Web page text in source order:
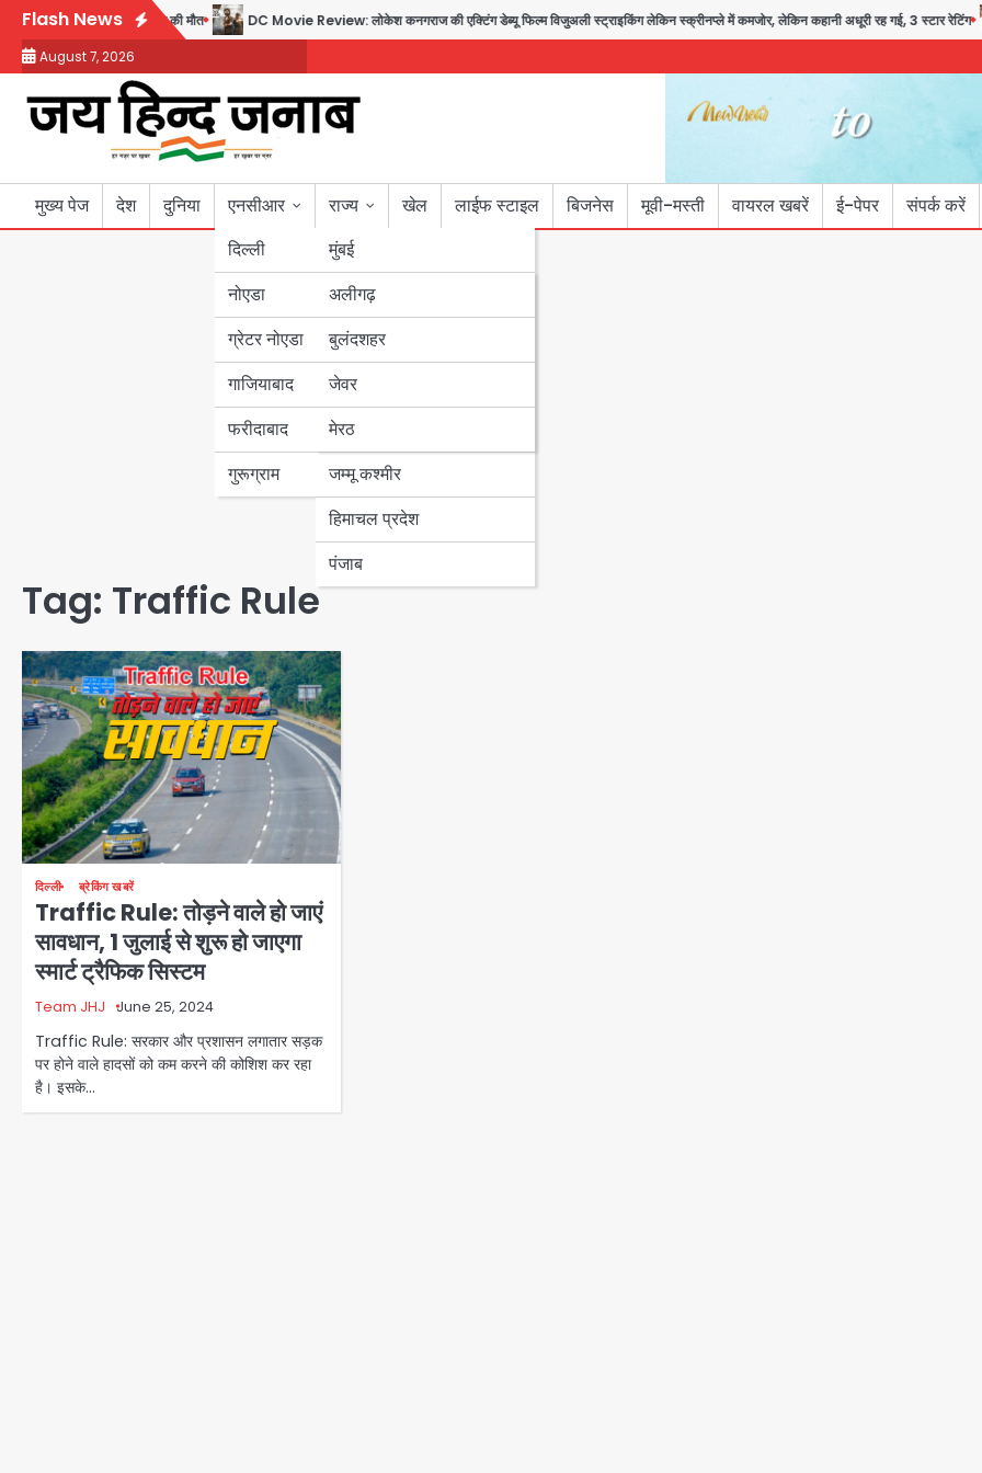
Skip
content
Flash News
दुकान में , ड्राइवर की मौत DC Movie Review: लोकेश कनगराज की एक्टिंग डेब्यू फिल्म विजुअली स्ट्राइकिंग लेकिन स्क्रीनप्ले में कमजोर, लेकिन कहानी अधूरी रह गई, 3 स्टार रेटिंग
August 7, 2026
मुख्य पेज देश दुनिया
एनसीआर
दिल्ली
नोएडा
ग्रेटर नोएडा
गाजियाबाद
फरीदाबाद
गुरूग्राम
राज्य
मुंबई
उत्तर प्रदेश
अलीगढ़
बुलंदशहर
जेवर
मेरठ
बिहार
पंजाब
हरियाणा
जम्मू कश्मीर
हिमाचल प्रदेश
पंजाब
खेल लाईफ स्टाइल बिजनेस मूवी-मस्ती वायरल खबरें ई-पेपर संपर्क करें
Tag: Traffic Rule
दिल्ली ब्रेकिंग खबरें
Traffic Rule: तोड़ने वाले हो जाएं
सावधान, 1 जुलाई से शुरू हो जाएगा
स्‍मार्ट ट्रैफिक सिस्‍टम
Team JHJ June 25, 2024
Traffic Rule: सरकार और प्रशासन लगातार सड़क
पर होने वाले हादसों को कम करने की कोशिश कर रहा
है। इसके…